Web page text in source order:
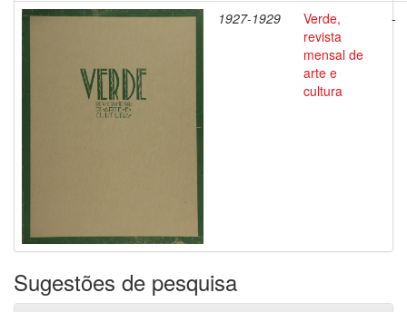
1927-1929
Verde,
revista
mensal de
arte e
cultura
-
Sugestões de pesquisa